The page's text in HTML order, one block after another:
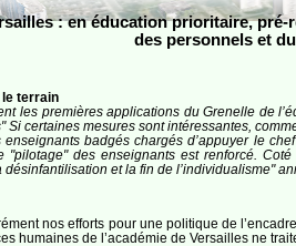
: en éducation prioritaire,
des personnels et
terrain
les premières applications du Grenelle de
Si certaines mesures sont intéressantes,
badgés chargés d’appuyer le
"pilotage" des enseignants est renforcé.
et la fin de l’individualisme"
nos efforts pour une politique de
humaines de l’académie de Versailles ne